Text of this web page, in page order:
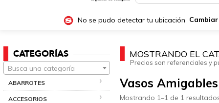
No se pudo detectar tu ubicación Cambiar
CATEGORÍAS
Busca una categoría
ABARROTES
ACCESORIOS
MOSTRANDO EL
Precios son referenciales y
Vasos
Mostrando 1–1 de 1